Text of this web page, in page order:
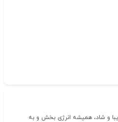
و شاد، همیشه انرژی بخش و به